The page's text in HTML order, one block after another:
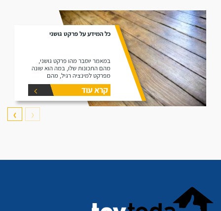
כל המידע על פרקט גושני
במאמר יוסבר מהו פרקט גושני,
מהם התכונות שלו, במה הוא שונה
מפרקט למינציה רגיל, מהם
היתרונות שלו ומהם החסרונות שלו.
קרא עוד
❮
❯